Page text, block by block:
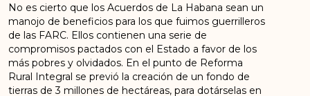
No es cierto que los Acuerdos de La Habana sean un
manojo de beneficios para los que fuimos guerrilleros
de las FARC. Ellos contienen una serie de
compromisos pactados con el Estado a favor de los
más pobres y olvidados. En el punto de Reforma
Rural Integral se previó la creación de un fondo de
tierras de 3 millones de hectáreas, para dotárselas en